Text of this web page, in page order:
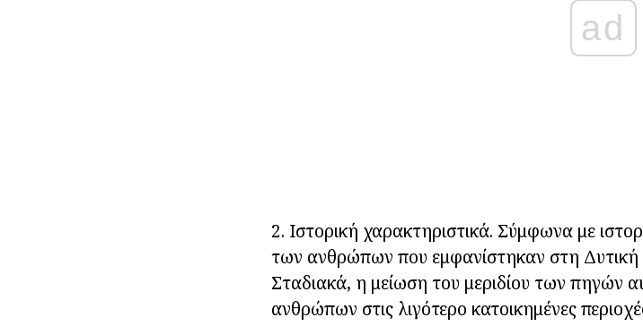
ad
2. Ιστορική χαρακτηριστικά. Σύμφωνα με
των ανθρώπων που εμφανίστηκαν στη
Σταδιακά, η μείωση του μεριδίου των πηγών
ανθρώπων στις λιγότερο κατοικημένες